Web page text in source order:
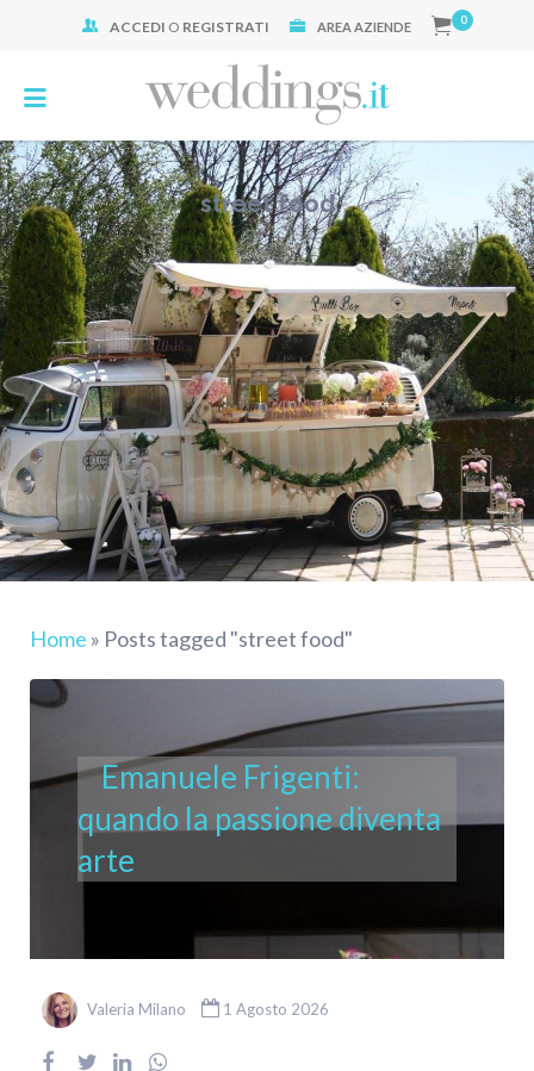
ACCEDI O REGISTRATI AREA AZIENDE 0
street food
Home » Posts tagged "street food"
Emanuele Frigenti:
quando la passione diventa
arte
Valeria Milano 1 Agosto 2026